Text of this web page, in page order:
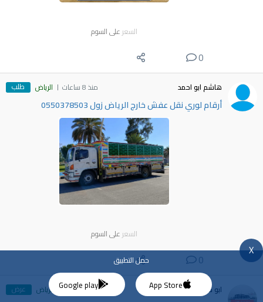
السعر على السوم
0
هاشم ابو احمد منذ 8 ساعات الرياض طلب
أرقام لوري نقل عفش خارج الرياض زول 0550378503
السعر على السوم
0
ابو خواض منذ 9 ساعات الرياض عرض
X
حمل التطبيق
App Store
Google play